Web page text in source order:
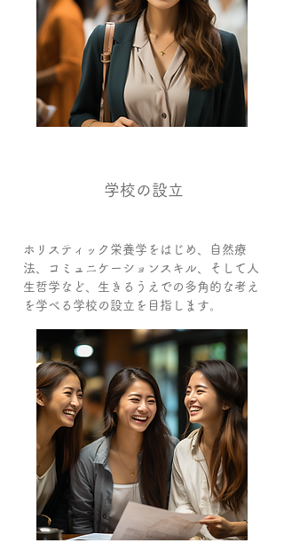
学校の設立
ホリスティック栄養学をはじめ、自然療
法、コミュニケーションスキル、そして人
生哲学など、生きるうえでの多角的な考え
を学べる学校の設立を目指します。